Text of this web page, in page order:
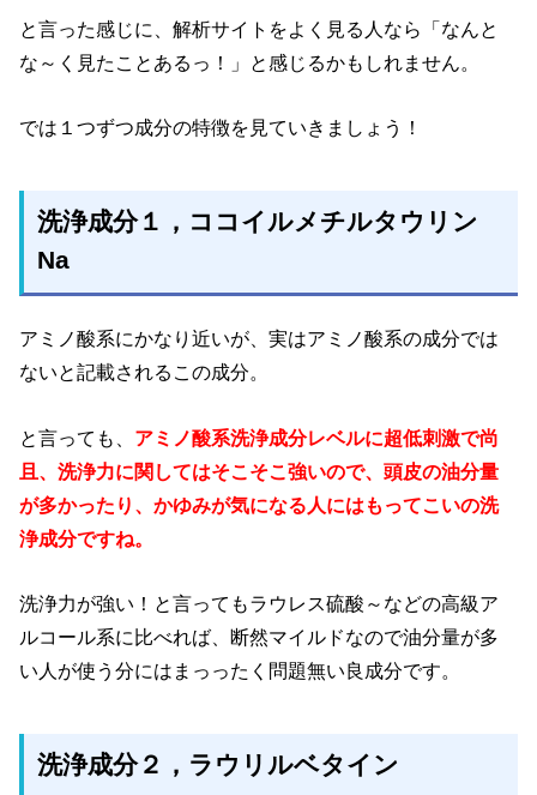
と言った感じに、解析サイトをよく見る人なら「なんと
な～く見たことあるっ！」と感じるかもしれません。
では１つずつ成分の特徴を見ていきましょう！
洗浄成分１，ココイルメチルタウリン
Na
アミノ酸系にかなり近いが、実はアミノ酸系の成分では
ないと記載されるこの成分。
と言っても、 アミノ酸系洗浄成分レベルに超低刺激で尚
且、洗浄力に関してはそこそこ強いので、頭皮の油分量
が多かったり、かゆみが気になる人にはもってこいの洗
浄成分ですね。
洗浄力が強い！と言ってもラウレス硫酸～などの高級ア
ルコール系に比べれば、断然マイルドなので油分量が多
い人が使う分にはまっったく問題無い良成分です。
洗浄成分２，ラウリルベタイン